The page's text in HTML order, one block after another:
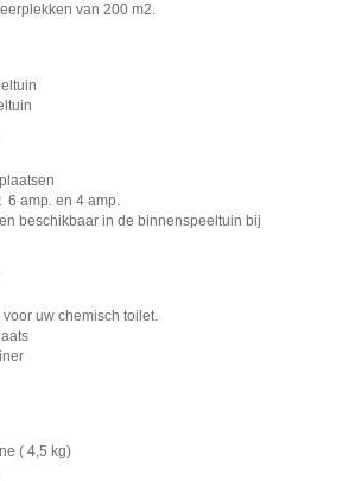
van 200 m2.
6 amp. en 4 amp.
beschikbaar in de binnenspeeltuin bij
voor uw chemisch toilet.
( 4,5 kg)